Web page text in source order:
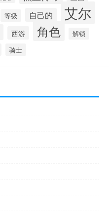
等级 自己的 艾尔
西游 角色 解锁
骑士